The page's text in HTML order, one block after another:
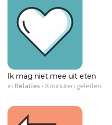
Ik mag niet mee uit eten
in Relaties- 8 minuten geleden